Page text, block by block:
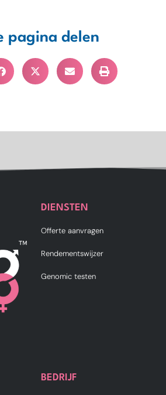
pagina delen
DIENSTEN
Offerte aanvragen
Rendementswijzer
Genomic testen
BEDRIJF